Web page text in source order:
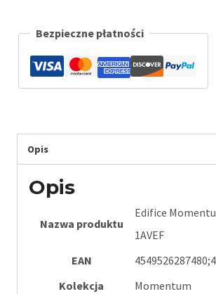
Bezpieczne płatności
Opis
Opis
Nazwa produktu
Edifice
1AVEF
EAN
Kolekcja
Momentum